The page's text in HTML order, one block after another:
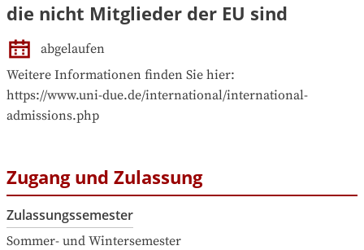
die nicht Mitglieder der EU sind
abgelaufen
Weitere Informationen finden Sie hier:
https://www.uni-due.de/international/international-
admissions.php
Zugang und Zulassung
Zulassungssemester
Sommer- und Wintersemester